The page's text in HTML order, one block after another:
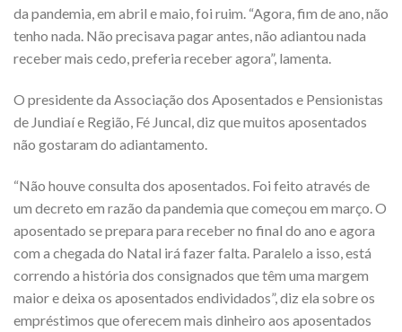
da pandemia, em abril e maio, foi ruim. “Agora, fim de ano, não
tenho nada. Não precisava pagar antes, não adiantou nada
receber mais cedo, preferia receber agora”, lamenta.
O presidente da Associação dos Aposentados e Pensionistas
de Jundiaí e Região, Fé Juncal, diz que muitos aposentados
não gostaram do adiantamento.
“Não houve consulta dos aposentados. Foi feito através de
um decreto em razão da pandemia que começou em março. O
aposentado se prepara para receber no final do ano e agora
com a chegada do Natal irá fazer falta. Paralelo a isso, está
correndo a história dos consignados que têm uma margem
maior e deixa os aposentados endividados”, diz ela sobre os
empréstimos que oferecem mais dinheiro aos aposentados